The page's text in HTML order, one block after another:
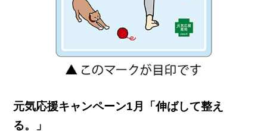
元気応援キャンペーン1月「伸ばして整え
る。」